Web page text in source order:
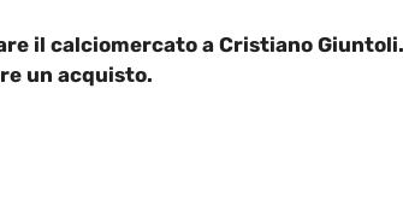
il calciomercato a Cristiano
un acquisto.